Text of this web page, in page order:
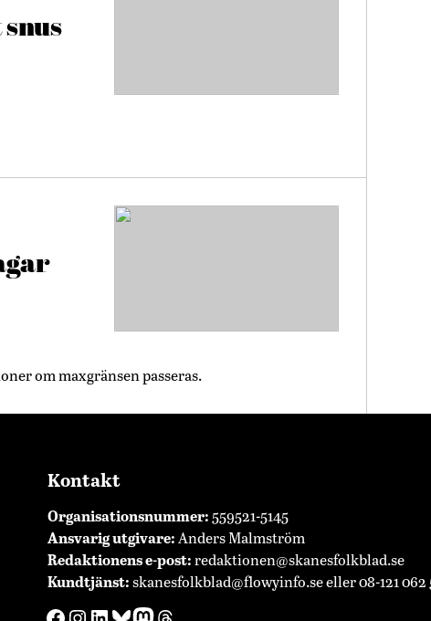
om maxgränsen passeras.
Kontakt
Organisationsnummer: 559521-5145
Ansvarig utgivare: Anders Malmström
Redaktionense-post:redaktionen@skanesfolkblad.se
Kundtjänst:skanesfolkblad@flowyinfo.seeller 08-121 062